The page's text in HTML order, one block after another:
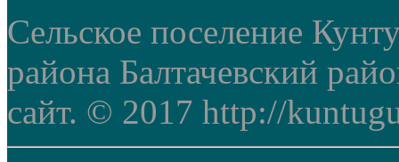
Сельское поселение
района Балтачевский
сайт. © 2017 http://